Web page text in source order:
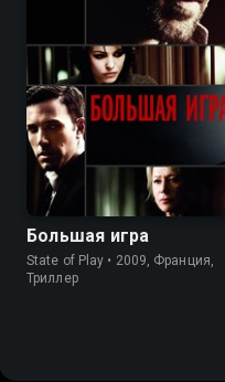
Большая игра
State of Play • 2009, Франция,
Триллер